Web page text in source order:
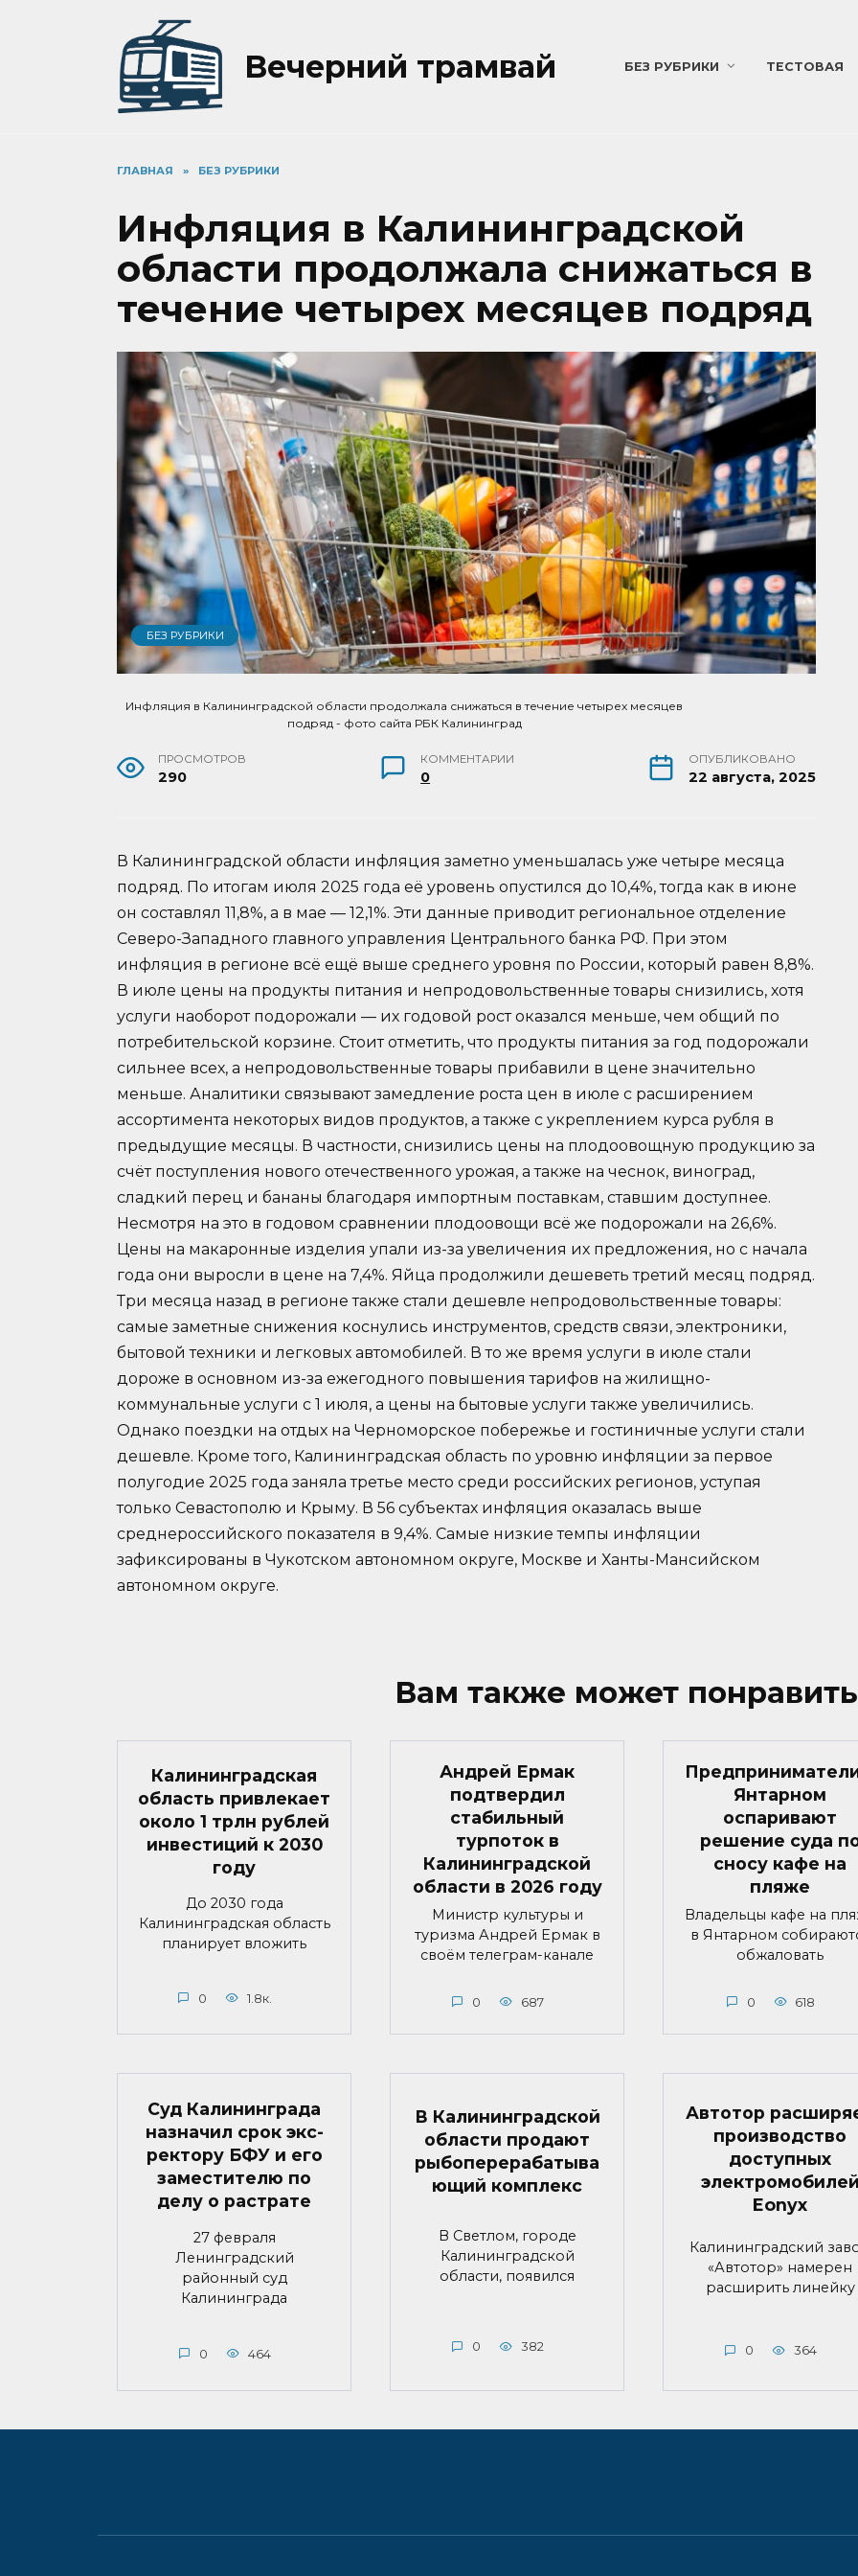
Вечерний трамвай БЕЗ РУБРИКИ ТЕСТОВАЯ
ГЛАВНАЯ » БЕЗ РУБРИКИ
Инфляция в Калининградской
области продолжала снижаться в
течение четырех месяцев подряд
БЕЗ РУБРИКИ
Инфляция в Калининградской области продолжала снижаться в течение четырех месяцев
подряд - фото сайта РБК Калининград
ПРОСМОТРОВ
290
КОММЕНТАРИИ
0
ОПУБЛИКОВАНО
22 августа, 2025
В Калининградской области инфляция заметно уменьшалась уже четыре месяца
подряд. По итогам июля 2025 года её уровень опустился до 10,4%, тогда как в июне
он составлял 11,8%, а в мае — 12,1%. Эти данные приводит региональное отделение
Северо-Западного главного управления Центрального банка РФ. При этом
инфляция в регионе всё ещё выше среднего уровня по России, который равен 8,8%.
В июле цены на продукты питания и непродовольственные товары снизились, хотя
услуги наоборот подорожали — их годовой рост оказался меньше, чем общий по
потребительской корзине. Стоит отметить, что продукты питания за год подорожали
сильнее всех, а непродовольственные товары прибавили в цене значительно
меньше. Аналитики связывают замедление роста цен в июле с расширением
ассортимента некоторых видов продуктов, а также с укреплением курса рубля в
предыдущие месяцы. В частности, снизились цены на плодоовощную продукцию за
счёт поступления нового отечественного урожая, а также на чеснок, виноград,
сладкий перец и бананы благодаря импортным поставкам, ставшим доступнее.
Несмотря на это в годовом сравнении плодоовощи всё же подорожали на 26,6%.
Цены на макаронные изделия упали из-за увеличения их предложения, но с начала
года они выросли в цене на 7,4%. Яйца продолжили дешеветь третий месяц подряд.
Три месяца назад в регионе также стали дешевле непродовольственные товары:
самые заметные снижения коснулись инструментов, средств связи, электроники,
бытовой техники и легковых автомобилей. В то же время услуги в июле стали
дороже в основном из-за ежегодного повышения тарифов на жилищно-
коммунальные услуги с 1 июля, а цены на бытовые услуги также увеличились.
Однако поездки на отдых на Черноморское побережье и гостиничные услуги стали
дешевле. Кроме того, Калининградская область по уровню инфляции за первое
полугодие 2025 года заняла третье место среди российских регионов, уступая
только Севастополю и Крыму. В 56 субъектах инфляция оказалась выше
среднероссийского показателя в 9,4%. Самые низкие темпы инфляции
зафиксированы в Чукотском автономном округе, Москве и Ханты-Мансийском
автономном округе.
Вам также может
Калининградская
область привлекает
около 1 трлн рублей
инвестиций к 2030
году
До 2030 года
Калининградская область
планирует вложить
0 1.8к.
Андрей Ермак
подтвердил
стабильный
турпоток в
Калининградской
области в 2026 году
Министр культуры и
туризма Андрей Ермак в
своём телеграм-канале
0 687
Янтарном
оспаривают
решение суда
сносу кафе на
пляже
Владельцы кафе на
в Янтарном
обжаловать
0 618
Суд Калининграда
назначил срок экс-
ректору БФУ и его
заместителю по
делу о растрате
27 февраля
Ленинградский
районный суд
Калининграда
0 464
В Калининградской
области продают
рыбоперерабатыва
ющий комплекс
В Светлом, городе
Калининградской
области, появился
0 382
Автотор
производство
доступных
Eonyx
Калининградский
«Автотор» намерен
расширить линейку
0 364